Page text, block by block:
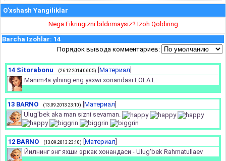
O'xshash Yangiliklar
Nega Fikringizni bildirmaysiz? Izoh Qoldiring
Barcha Izohlar: 14
Порядок вывода комментариев:
14 Sitorabonu (26.12.2014 06:05) Материал
Manim4a yilning eng yaxwi xonandasi LOLA:L:
13 BARNO (13.09.2013 23:10) Материал
Ulug'bek aka man sizni sevaman.
12 BARNO (13.09.2013 23:10) Материал
Йилнинг энг яхши эркак хонандаси - Ulug'bek Rahmatullaev